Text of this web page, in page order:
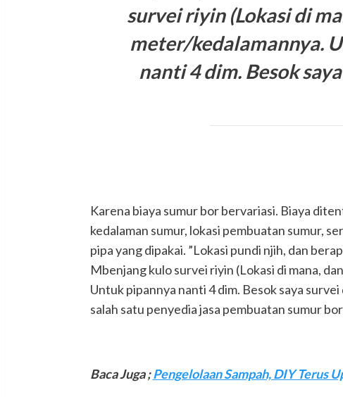
survei riyin (Lokasi di
meter/kedalamannya.
nanti 4 dim. Besok
Karena biaya sumur bor bervariasi. Biaya
kedalaman sumur, lokasi pembuatan sumur,
pipa yang dipakai. ”Lokasi pundi njih, dan
Mbenjang kulo survei riyin (Lokasi di mana,
Untuk pipannya nanti 4 dim. Besok saya survei
salah satu penyedia jasa pembuatan sumur
Baca Juga ;Pengelolaan Sampah, DIY Terus